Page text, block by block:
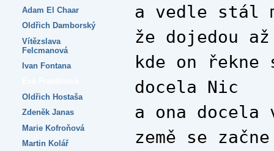
Adam El Chaar
Oldřich Damborský
Vítězslava
Felcmanová
Ivan Fontana
Oldřich Hostaša
Zdeněk Janas
Marie Kofroňová
Martin Kolář
a vedle stál
že dojedou až
kde on řekne
docela Nic
a ona docela
země se